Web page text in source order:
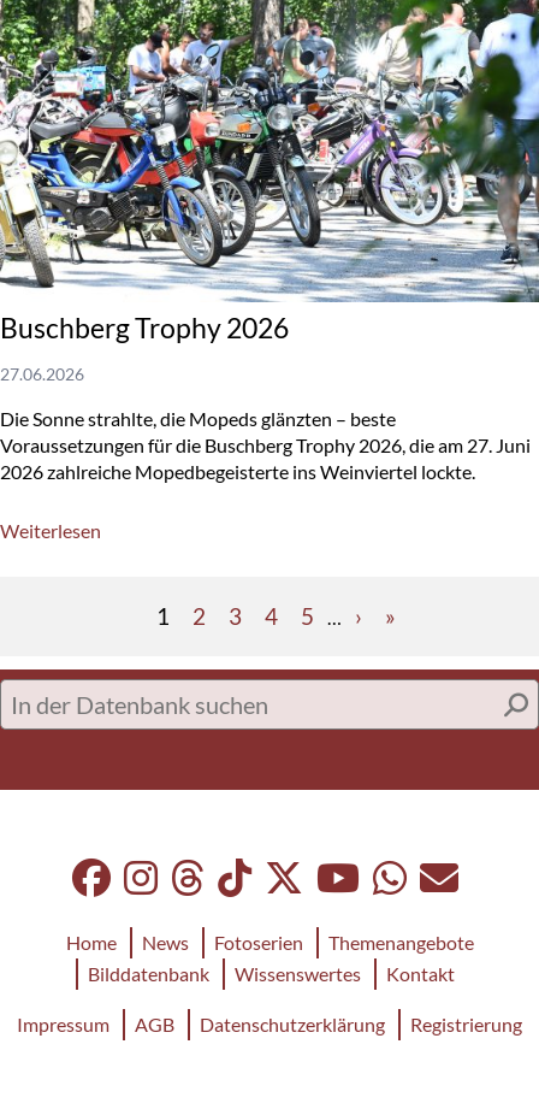
Buschberg Trophy 2026
27.06.2026
Die Sonne strahlte, die Mopeds glänzten – beste
Voraussetzungen für die Buschberg Trophy 2026, die am 27. Juni
2026 zahlreiche Mopedbegeisterte ins Weinviertel lockte.
Weiterlesen
Seite
1 Seite
2 Seite
3 Seite
4 Seite
5 …
Nächste
›
Letzte
»
In
der
Doormat
Home News Fotoserien
Themenangebote
Bilddatenbank
Wissenswertes Kontakt
Footer
Impressum AGB Datenschutzerklärung Registrierung